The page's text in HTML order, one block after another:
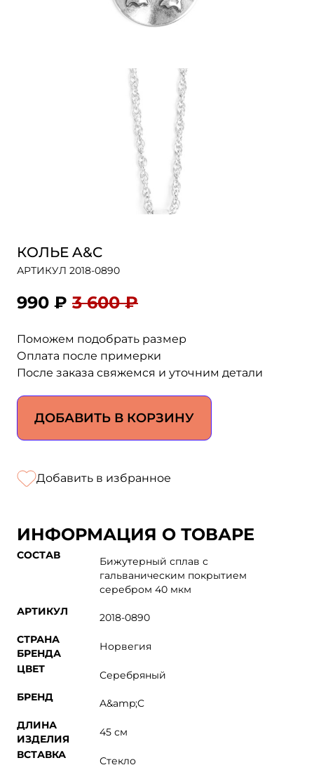
КОЛЬЕ A&C
АРТИКУЛ 2018-0890
990 ₽ 3 600 ₽
Поможем подобрать размер
Оплата после примерки
После заказа свяжемся и уточним детали
ДОБАВИТЬ В КОРЗИНУ
Добавить в избранное
ИНФОРМАЦИЯ О ТОВАРЕ
СОСТАВ
Бижутерный сплав с
гальваническим покрытием
серебром 40 мкм
АРТИКУЛ
2018-0890
СТРАНА
БРЕНДА
Норвегия
ЦВЕТ
Серебряный
БРЕНД
A&amp;C
ДЛИНА
ИЗДЕЛИЯ
45 см
ВСТАВКА
Стекло